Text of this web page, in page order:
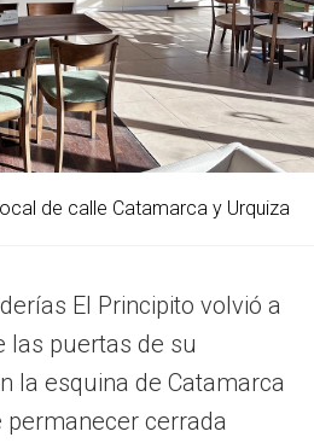
de calle Catamarca y Urquiza
El Principito volvió a
las puertas de su
la esquina de Catamarca
cerrada